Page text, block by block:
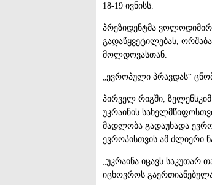
18-19 ივნისს.
პრეზიდენტმა ვოლოდიმირ
გადაწყვეტილებას,
მოლდოვასთან.
„ევროპული პრავდას“
პირველ რიგში,
უკრაინის
მადლობა გადაუხადა
ევროპისთვის ამ ძლიერი
„უკრაინა იცავს
იცხოვროს